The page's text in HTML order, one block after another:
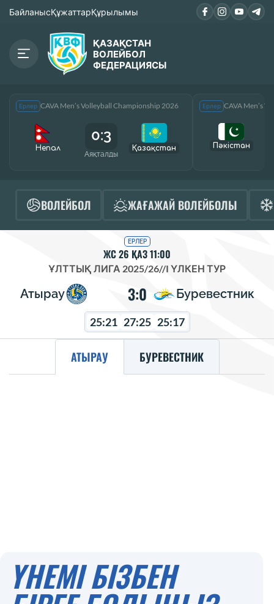
БайланысҚұжаттарҚұрылымы
ҚАЗАҚСТАН
ВОЛЕЙБОЛ
ФЕДЕРАЦИЯСЫ
Ерлер CAVA Men’s Volleyball Championship 2026
Непал
0:3
Аяқталды
Қазақcтан
Ерлер CAVA Men’s
Пәкістан
ВОЛЕЙБОЛ ЖАҒАЖАЙ ВОЛЕЙБОЛЫ
ЕРЛЕР
ЖС 26 ҚАЗ 11:00
ҰЛТТЫҚ ЛИГА 2025/26//I ҮЛКЕН ТУР
Атырау 3:0 Буревестник
25:21 27:25 25:17
АТЫРАУ БУРЕВЕСТНИК
ҮНЕМІ БІЗБЕН